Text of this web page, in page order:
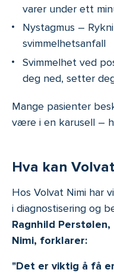
varer under ett
Nystagmus –
svimmelhetsanfall
Svimmelhet ved
deg ned, setter
Mange pasienter
være i en karusell –
Hva kan
Hos Volvat Nimi har
i diagnostisering og
Ragnhild
Nimi, forklarer:
"Det er viktig å få